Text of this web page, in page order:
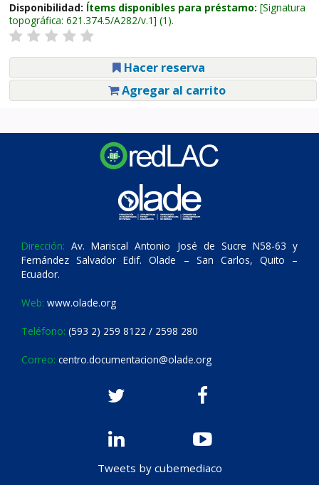
Disponibilidad: Ítems disponibles para préstamo: Signatura
topográfica: 621.374.5/A282/v.1 (1).
Hacer reserva
Agregar al carrito
Dirección: Av. Mariscal Antonio José de Sucre N58-63 y
Fernández Salvador Edif. Olade – San Carlos, Quito –
Ecuador.
Web: www.olade.org
Teléfono: (593 2) 259 8122 / 2598 280
Correo: centro.documentacion@olade.org
Tweets by cubemediaco